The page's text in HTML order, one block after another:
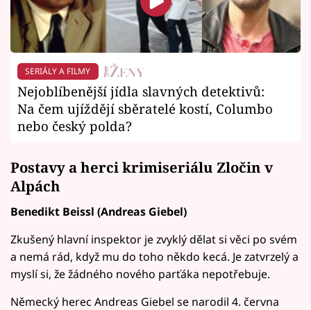
SERIÁLY A FILMY
Nejoblíbenější jídla slavných detektivů:
Na čem ujíždějí sběratelé kostí, Columbo
nebo český polda?
Postavy a herci krimiseriálu Zločin v
Alpách
Benedikt Beissl (Andreas Giebel)
Zkušený hlavní inspektor je zvyklý dělat si věci po svém
a nemá rád, když mu do toho někdo kecá. Je zatvrzelý a
myslí si, že žádného nového parťáka nepotřebuje.
Německý herec Andreas Giebel se narodil 4. června